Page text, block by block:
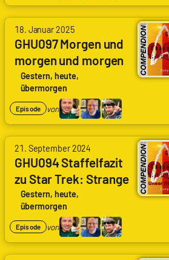
genugzocken
18. Januar 2025
GHU097 Morgen und
morgen und morgen
(SNW 2x03)
(Tomorrow and
Tomorrow and
Tomorrow)
Gestern, heute,
übermorgen
Episode von
21. September 2024
GHU094 Staffelfazit
zu Star Trek: Strange
New Worlds Staffel 1
Gestern, heute,
übermorgen
Episode von